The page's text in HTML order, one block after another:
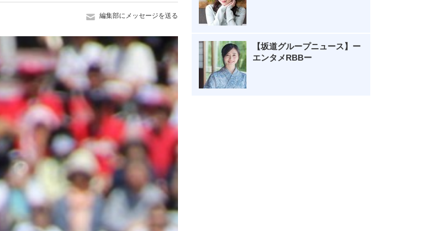
編集部にメッセージを送る
【坂道グループニュース】ー
エンタメRBBー